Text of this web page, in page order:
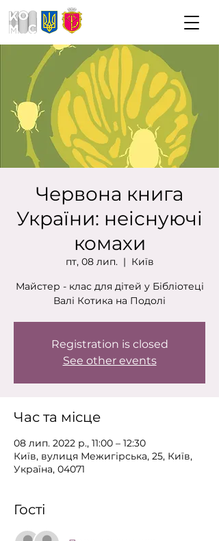
Червона книга
України: неіснуючі
комахи
пт, 08 лип.
  |
Київ
Майстер - клас для дітей у Бібліотеці
Валі Котика на Подолі
Registration is closed
See other events
Час та місце
08 лип. 2022 р., 11:00 – 12:30
Київ, вулиця Межигірська, 25, Київ,
Україна, 04071
Гості